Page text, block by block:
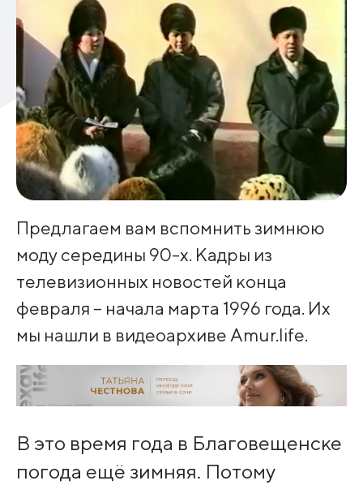
Предлагаем вам вспомнить зимнюю
моду середины 90-х. Кадры из
телевизионных новостей конца
февраля – начала марта 1996 года. Их
мы нашли в видеоархиве Amur.life.
В это время года в Благовещенске
погода ещё зимняя. Потому